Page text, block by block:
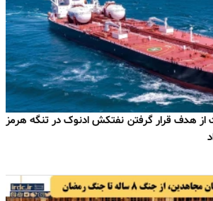
از هدف قرار گرفتن نفتکش ادنوک در تنگه هرمز